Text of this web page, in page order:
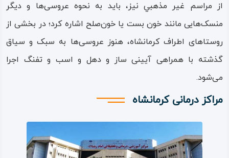
از مراسم غير مذهبي نیز، باید به نحوه عروسی‌ها و دیگر
منسک‌هایی مانند خون‌ بست یا خون‌صلح اشاره کرد؛ در بخشی از
روستاهای اطراف کرمانشاه، هنوز عروسی‌ها به سبک و سیاق
گذشته با همراهی آیینی ساز و دهل و اسب و تفنگ اجرا
می‌شود.
مراکز درمانی کرمانشاه